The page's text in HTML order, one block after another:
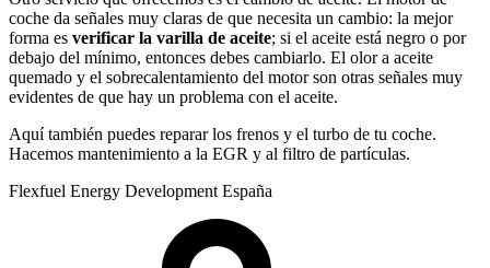
coche da señales muy claras de que necesita un cambio: la mejor
forma es verificar la varilla de aceite; si el aceite está negro o por
debajo del mínimo, entonces debes cambiarlo. El olor a aceite
quemado y el sobrecalentamiento del motor son otras señales muy
evidentes de que hay un problema con el aceite.
Aquí también puedes reparar los frenos y el turbo de tu coche.
Hacemos mantenimiento a la EGR y al filtro de partículas.
Flexfuel Energy Development España